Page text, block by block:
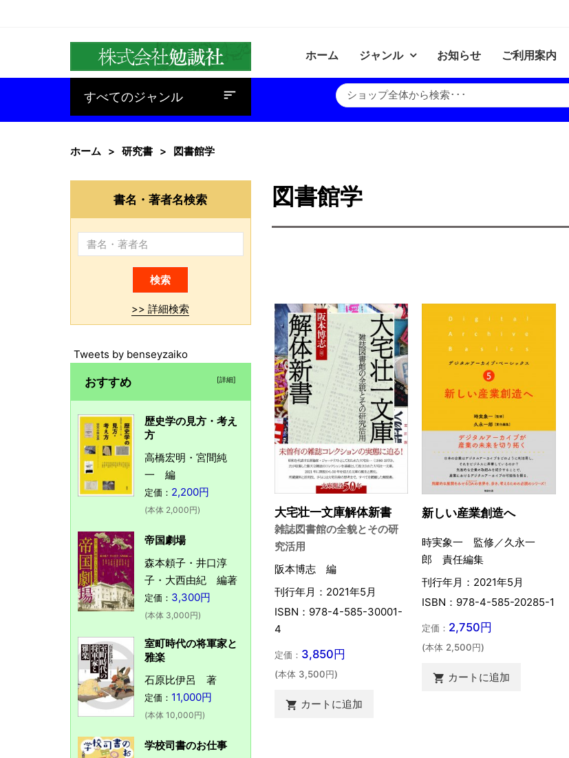
ホーム ジャンル お知らせ ご利用案内
すべてのジャンル
baseline_sort
ホーム 研究書 図書館学
図書館学
大宅壮一文庫解体新書
雑誌図書館の全貌とその研
究活用
阪本博志 編
刊行年月：2021年5月
ISBN：978-4-585-30001-
4
定価： 3,850円
(本体 3,500円)
 カートに追加
新しい産業創造へ
時実象一 監修／久永一
郎 責任編集
刊行年月：2021年5月
ISBN：978-4-585-20285-1
定価： 2,750円
(本体 2,500円)
 カートに追加
書名・著者名検索
>> 詳細検索
Tweets by benseyzaiko
おすすめ [詳細]
歴史学の見方・考え
方
高橋宏明・宮間純
一 編
定価： 2,200円
(本体 2,000円)
帝国劇場
森本頼子・井口淳
子・大西由紀 編著
定価： 3,300円
(本体 3,000円)
室町時代の将軍家と
雅楽
石原比伊呂 著
定価： 11,000円
(本体 10,000円)
学校司書のお仕事